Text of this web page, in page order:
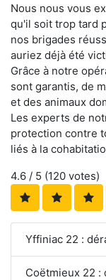
Nous nous vous
qu'il soit trop tard
nos brigades
auriez déjà été
Grâce à notre
sont garantis, de
et des animaux
Les experts de
protection contre
liés à la
4.6 / 5 (120 votes)
Yffiniac 22 :
Coëtmieux 22 :